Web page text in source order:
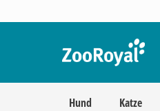
Hund Katze